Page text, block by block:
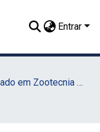
Entrar
Bacharelado em Zootecnia (UAG)